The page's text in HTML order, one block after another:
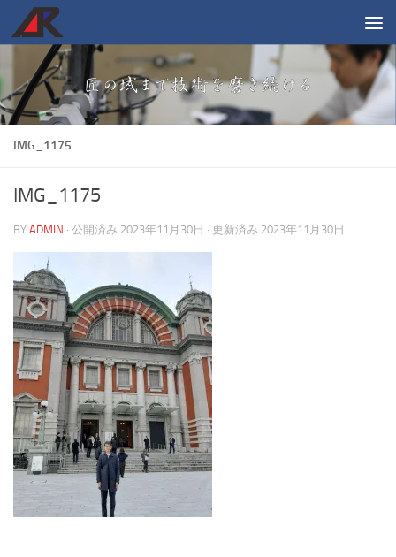
コンテンツへスキップ
IMG_1175
IMG_1175
BY ADMIN · 公開済み 2023年11月30日 · 更新済み 2023年11月30日